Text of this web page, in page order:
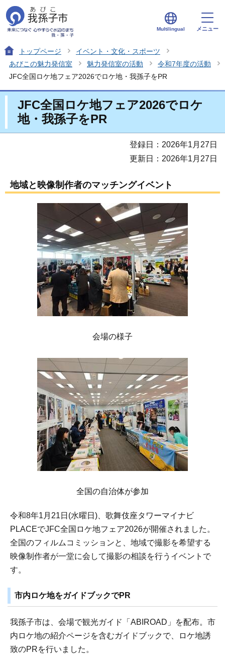
Multilingual メニュー
トップページ
イベント・文化・スポーツ
あびこの魅力発信室
魅力発信室の活動
令和7年度の活動
JFC全国ロケ地フェア2026でロケ地・我孫子をPR
JFC全国ロケ地フェア2026でロケ
地・我孫子をPR
登録日：2026年1月27日
更新日：2026年1月27日
地域と映像制作者のマッチングイベント
会場の様子
全国の自治体が参加
令和8年1月21日(水曜日)、歌舞伎座タワーマイナビ
PLACEでJFC全国ロケ地フェア2026が開催されました。
全国のフィルムコミッションと、地域で撮影を希望する
映像制作者が一堂に会して撮影の相談を行うイベントで
す。
市内ロケ地をガイドブックでPR
我孫子市は、会場で観光ガイド「ABIROAD」を配布。市
内ロケ地の紹介ページを含むガイドブックで、ロケ地誘
致のPRを行いました。